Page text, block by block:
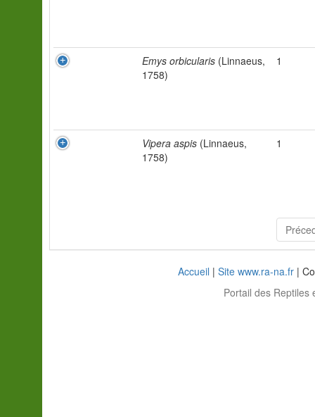
Emys orbicularis (Linnaeus,
1758)
1
Vipera aspis (Linnaeus,
1758)
1
Accueil | Site www.ra-na.fr |
Portail des Reptiles